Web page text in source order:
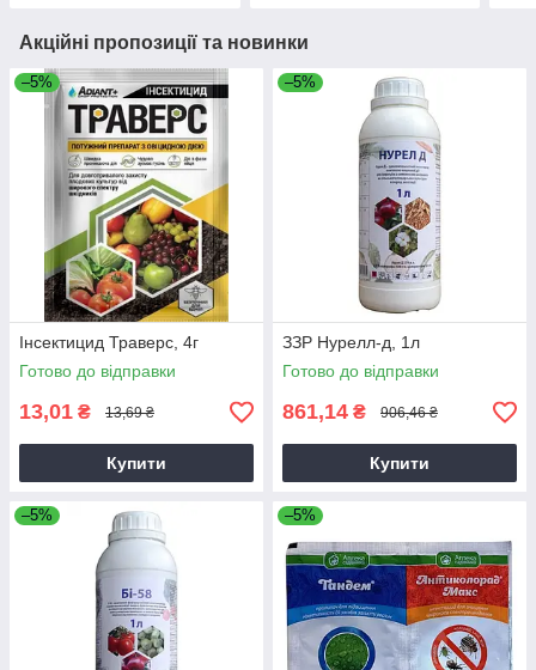
Акційні пропозиції та новинки
–5%
Інсектицид Траверс, 4г
Готово до відправки
13,01 ₴ 13,69 ₴
Купити
–5%
ЗЗР Нурелл-д, 1л
Готово до відправки
861,14 ₴ 906,46 ₴
Купити
–5% –5%